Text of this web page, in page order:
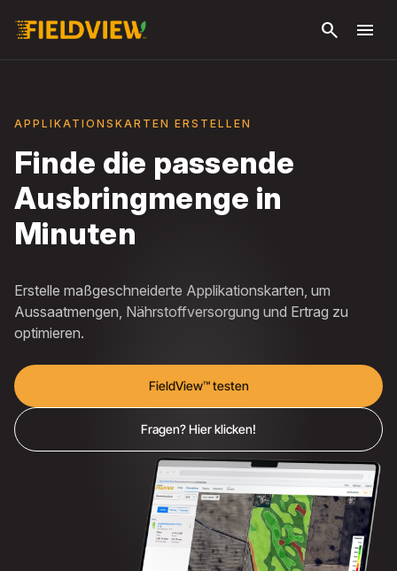
search menu
APPLIKATIONSKARTEN ERSTELLEN
Finde die passende
Ausbringmenge in
Minuten
Erstelle maßgeschneiderte Applikationskarten, um
Aussaatmengen, Nährstoffversorgung und Ertrag zu
optimieren.
FieldView™ testen
Fragen? Hier klicken!